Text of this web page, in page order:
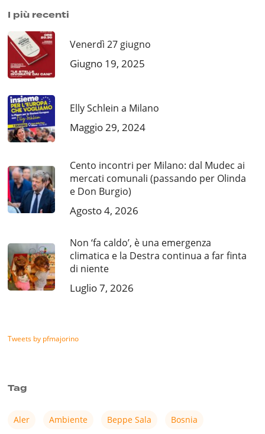
I più recenti
Venerdì 27 giugno
Giugno 19, 2025
Elly Schlein a Milano
Maggio 29, 2024
Cento incontri per Milano: dal Mudec ai
mercati comunali (passando per Olinda
e Don Burgio)
Agosto 4, 2026
Non ‘fa caldo’, è una emergenza
climatica e la Destra continua a far finta
di niente
Luglio 7, 2026
Tweets by pfmajorino
Tag
Aler Ambiente Beppe Sala Bosnia